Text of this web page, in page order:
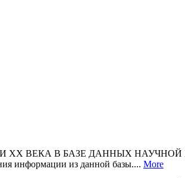
ВЕКА В БАЗЕ ДАННЫХ
информации из данной базы.... More